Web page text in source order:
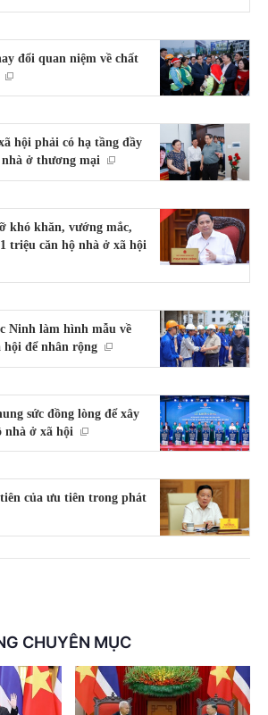
đổi quan niệm về chất
hội phải có hạ tầng đầy
ở thương mại
khó khăn, vướng mắc,
triệu căn hộ nhà ở xã hội
Ninh làm hình mẫu về
để nhân rộng
sức đồng lòng để xây
nhà ở xã hội
của ưu tiên trong phát
CHUYÊN MỤC